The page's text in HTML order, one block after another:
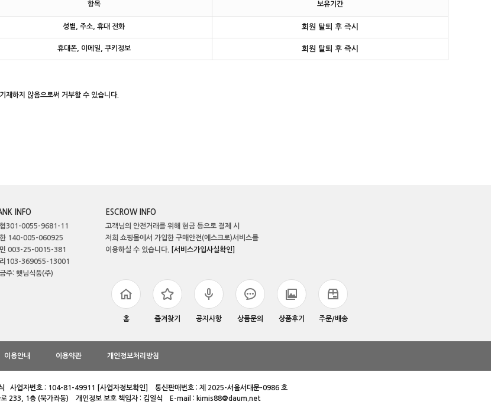
항목 보유기간
성별, 주소, 휴대 전화 회원 탈퇴 후 즉시
휴대폰, 이메일, 쿠키정보 회원 탈퇴 후 즉시
재하지 않음으로써 거부할 수 있습니다.
INFO
301-0055-9681-11
140-005-060925
003-25-0015-381
103-369055-13001
주: 햇님식품(주)
ESCROW INFO
고객님의 안전거래를 위해 현금 등으로 결제 시
저희 쇼핑몰에서 가입한 구매안전(에스크로)서비스를
이용하실 수 있습니다.
[서비스가입사실확인]
홈 즐겨찾기 공지사항 상품문의 상품후기 주문/배송
이용안내 이용약관 개인정보처리방침
사업자번호 : 104-81-49911 [사업자정보확인]
통신판매번호 : 제 2025-서울서대문-0986 호
로 233, 1층 (북가좌동) 개인정보 보호 책임자 : 김일식 E-mail : kimis88@daum.net